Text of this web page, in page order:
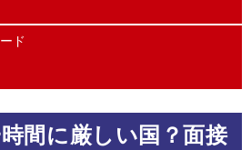
ド
間に厳しい国？面接